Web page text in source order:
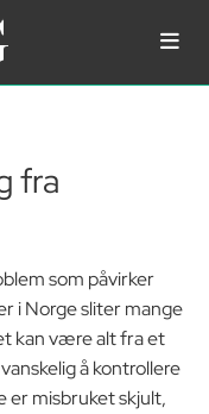
fra
som påvirker
i Norge sliter mange
kan være alt fra et
å kontrollere
er misbruket skjult,